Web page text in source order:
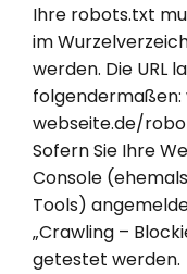
Ihre robots.txt
im
werden. Die URL
folgendermaßen:
webseite.de/
Sofern Sie Ihre
Console
Tools)
„Crawling –
getestet werden.